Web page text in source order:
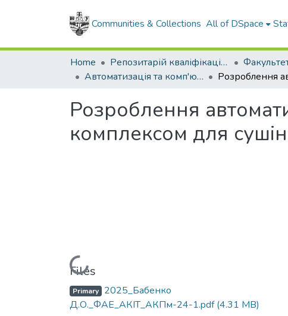
Communities & Collections All of DSpace
Home Репозитарій кваліфікаційних робіт здобувачів вищої освіти
Автоматизація та комп'ютерно-інтегровані технології (рівень магістр), 2025-2026
Розроблення
комплексом для
Loading...
Files
Primary 2025_Бабенко
Д.О._ФАЕ_АКІТ_АКПм-24-1.pdf(4.31 MB)